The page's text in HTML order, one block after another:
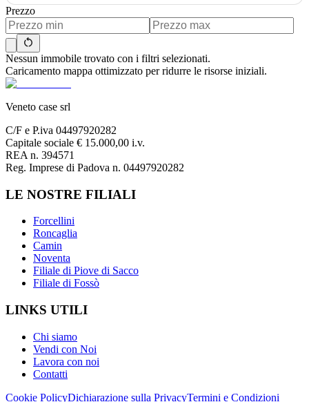
Prezzo
Nessun immobile trovato con i filtri selezionati.
Caricamento mappa ottimizzato per ridurre le risorse iniziali.
Veneto case srl
C/F e P.iva 04497920282
Capitale sociale € 15.000,00 i.v.
REA n. 394571
Reg. Imprese di Padova n. 04497920282
LE NOSTRE FILIALI
Forcellini
Roncaglia
Camin
Noventa
Filiale di Piove di Sacco
Filiale di Fossò
LINKS UTILI
Chi siamo
Vendi con Noi
Lavora con noi
Contatti
Cookie PolicyDichiarazione sulla PrivacyTermini e Condizioni